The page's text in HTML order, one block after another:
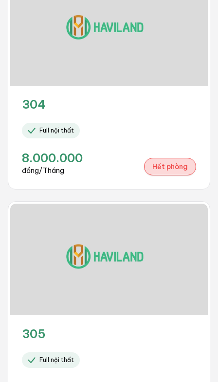
304
Full nội thất
8.000.000
đồng/Tháng Hết phòng
305
Full nội thất